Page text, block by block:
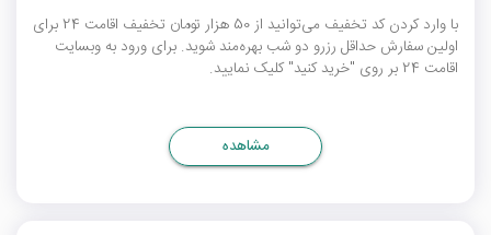
با وارد کردن کد تخفیف می‌توانید از 50 هزار تومان تخفیف اقامت 24 برای
اولین سفارش حداقل رزرو دو شب بهره‌مند شوید. برای ورود به وبسایت
اقامت 24 بر روی "خرید کنید" کلیک نمایید.
مشاهده